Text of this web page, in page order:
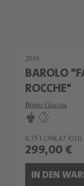
2019
BAROLO
ROCCHE"
Bruno Giacosa
0.75 l (398,67 €/1l)
299,00 €
IN DEN